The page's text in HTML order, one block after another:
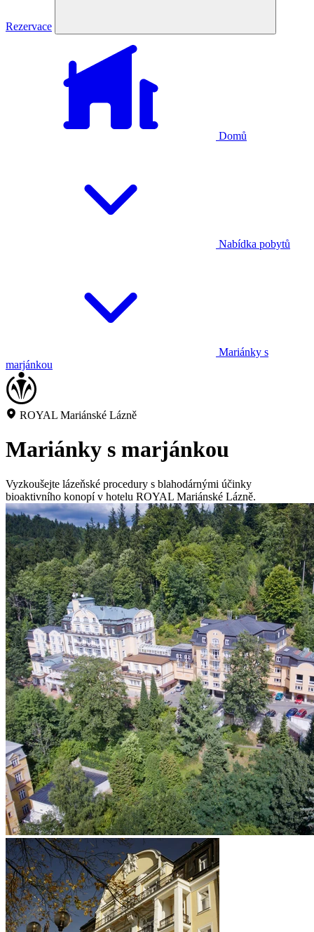
Rezervace
Domů
Nabídka pobytů
Mariánky s
marjánkou
ROYAL Mariánské Lázně
Mariánky s marjánkou
Vyzkoušejte lázeňské procedury s blahodárnými účinky
bioaktivního konopí v hotelu ROYAL Mariánské Lázně.